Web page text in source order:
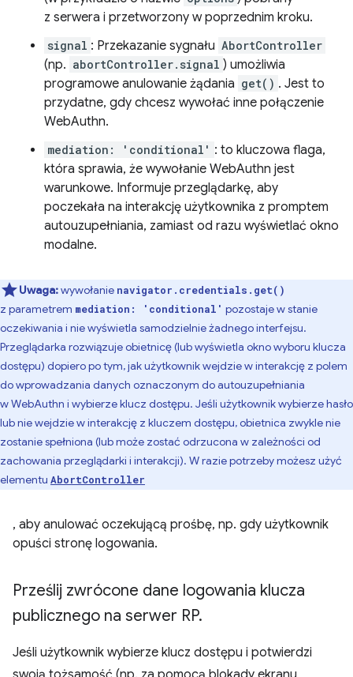
z serwera i przetworzony w poprzednim kroku.
signal : Przekazanie sygnału AbortController
(np. abortController.signal ) umożliwia
programowe anulowanie żądania get() . Jest to
przydatne, gdy chcesz wywołać inne połączenie
WebAuthn.
mediation: 'conditional' : to kluczowa flaga,
która sprawia, że wywołanie WebAuthn jest
warunkowe. Informuje przeglądarkę, aby
poczekała na interakcję użytkownika z promptem
autouzupełniania, zamiast od razu wyświetlać okno
modalne.
Uwaga:wywołanie navigator.credentials.get()
z parametrem mediation: 'conditional' pozostaje w stanie
oczekiwania i nie wyświetla samodzielnie żadnego interfejsu.
Przeglądarka rozwiązuje obietnicę (lub wyświetla okno wyboru klucza
dostępu) dopiero po tym, jak użytkownik wejdzie w interakcję z polem
do wprowadzania danych oznaczonym do autouzupełniania
w WebAuthn i wybierze klucz dostępu. Jeśli użytkownik wybierze hasło
lub nie wejdzie w interakcję z kluczem dostępu, obietnica zwykle nie
zostanie spełniona (lub może zostać odrzucona w zależności od
zachowania przeglądarki i interakcji). W razie potrzeby możesz użyć
elementu AbortController
, aby anulować oczekującą prośbę, np. gdy użytkownik
opuści stronę logowania.
Prześlij zwrócone dane logowania klucza
publicznego na serwer RP.
Jeśli użytkownik wybierze klucz dostępu i potwierdzi